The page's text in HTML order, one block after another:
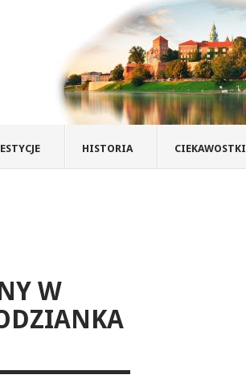
HISTORIA CIEKAWOSTKI
W